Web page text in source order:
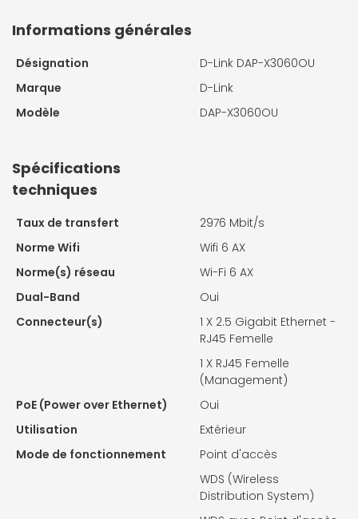
Informations générales
Désignation
D-Link DAP-X3060OU
Marque
D-Link
Modèle
DAP-X3060OU
Spécifications
techniques
Taux de transfert
2976 Mbit/s
Norme Wifi
Wifi 6 AX
Norme(s) réseau
Wi-Fi 6 AX
Dual-Band
Oui
Connecteur(s)
1 X 2.5 Gigabit Ethernet -
RJ45 Femelle
1 X RJ45 Femelle
(Management)
PoE (Power over Ethernet)
Oui
Utilisation
Extérieur
Mode de fonctionnement
Point d'accès
WDS (Wireless
Distribution System)